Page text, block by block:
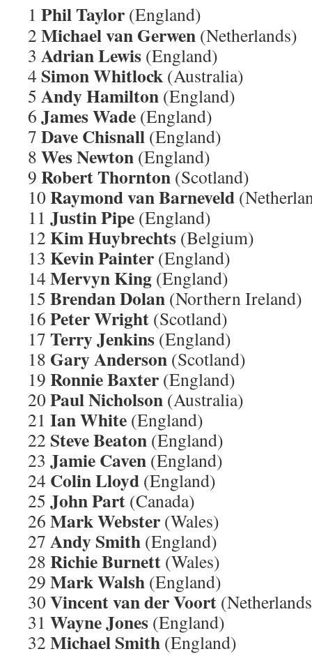
1 Phil Taylor (England)
2 Michael van Gerwen (Netherlands)
3 Adrian Lewis (England)
4 Simon Whitlock (Australia)
5 Andy Hamilton (England)
6 James Wade (England)
7 Dave Chisnall (England)
8 Wes Newton (England)
9 Robert Thornton (Scotland)
10Raymond van Barneveld
11 Justin Pipe (England)
12 Kim Huybrechts (Belgium)
13 Kevin Painter (England)
14 Mervyn King (England)
15 Brendan Dolan (Northern Ireland)
16 Peter Wright (Scotland)
17 Terry Jenkins (England)
18 Gary Anderson (Scotland)
19 Ronnie Baxter (England)
20Paul Nicholson (Australia)
21 Ian White (England)
22 Steve Beaton (England)
23 Jamie Caven (England)
24 Colin Lloyd (England)
25 John Part (Canada)
26 Mark Webster (Wales)
27 Andy Smith (England)
28 Richie Burnett (Wales)
29 Mark Walsh (England)
30Vincent van der Voort
31 Wayne Jones (England)
32 Michael Smith (England)